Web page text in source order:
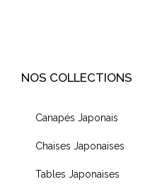
NOS COLLECTIONS
Canapés Japonais
Chaises Japonaises
Tables Japonaises